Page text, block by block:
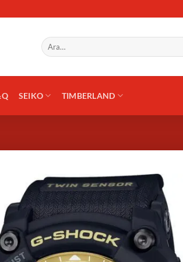
Ara:
SEIKO TIMBERLAND